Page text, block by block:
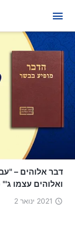
דבר אלוהים –
ואלוהים עצמו ג'"
2021 ינואר 2